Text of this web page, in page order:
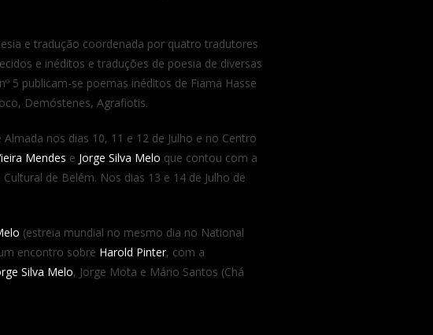
e tradução coordenada por quatro tradutores
e inéditos e traduções de poesia de diversas
5 publicam-se poemas inéditos de Fiama Hasse
Demóstenes, Agrafiotis.
nos dias 10, 11 e 12 de Julho e no Centro
Mendes e Jorge Silva Melo que contou com a
de Belém. Nos dias 13 e 14 de Julho de
(estreia mundial no mesmo dia no National
encontro sobre Harold Pinter, com a
Silva Melo, Jorge Mota e Mário Santos (Chá